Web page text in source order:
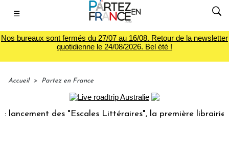
☰
Nos bureaux sont fermés du 27/07 au 16/08. Retour de la newsletter
quotidienne le 24/08/2026. Bel été !
Accueil > Partez en France
des "Escales Littéraires", la première librairie du